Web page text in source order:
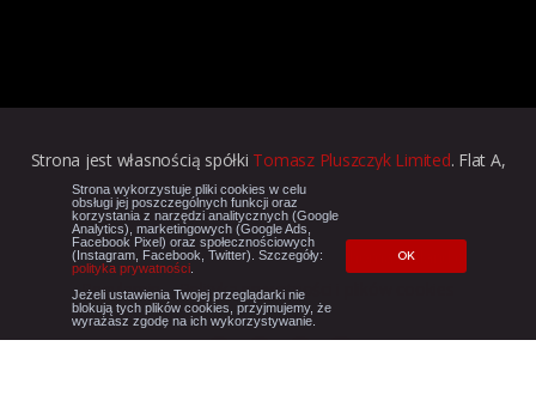
Strona jest własnością spółki Tomasz Pluszczyk Limited. Flat A,
15/F Hillier Commercial Bldg. 65-67 Bonham Strand, East Sheung
Wan. Hong Kong. Data założenia spółki: 26.05.2014. Kapitał
zakładowy 10 000 HKD. | Kontakt:mail@thomasvoland.com
Regulamin|Polityka prywatności i plików cookies
Strona wykorzystuje pliki cookies w celu
obsługi jej poszczególnych funkcji oraz
korzystania z narzędzi analitycznych (Google
Analytics), marketingowych (Google Ads,
Facebook Pixel) oraz społecznościowych
(Instagram, Facebook, Twitter). Szczegóły:
polityka prywatności.
Jeżeli ustawienia Twojej przeglądarki nie
blokują tych plików cookies, przyjmujemy, że
wyrażasz zgodę na ich wykorzystywanie.
OK